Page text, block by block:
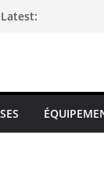
Latest: